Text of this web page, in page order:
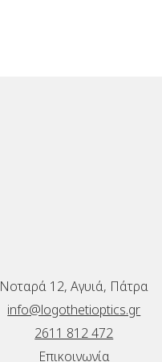
Νοταρά 12, Αγυιά, Πάτρα
info@logothetioptics.gr
2611 812 472
Επικοινωνία